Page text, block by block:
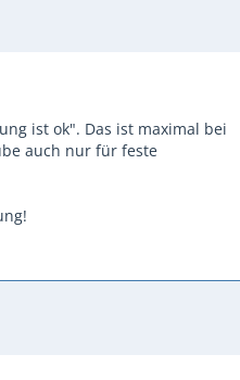
ist ok". Das ist maximal bei
auch nur für feste